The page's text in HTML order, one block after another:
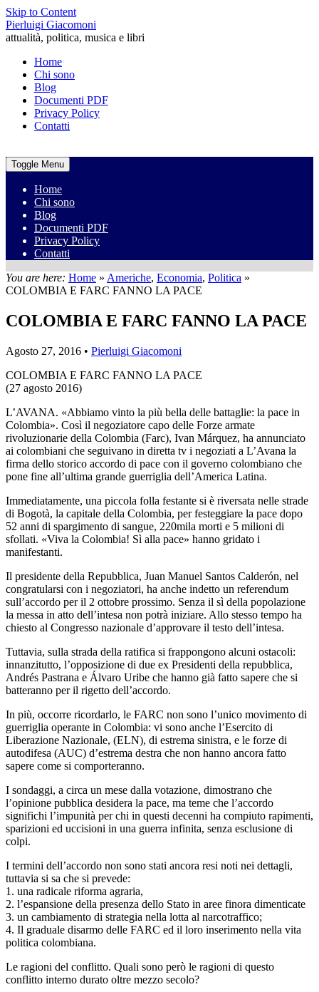
Skip to Content
Pierluigi Giacomoni
attualità, politica, musica e libri
Home
Chi sono
Blog
Documenti PDF
Privacy Policy
Contatti
Toggle Menu
Home
Chi sono
Blog
Documenti PDF
Privacy Policy
Contatti
You are here: Home » Americhe, Economia, Politica »
COLOMBIA E FARC FANNO LA PACE
COLOMBIA E FARC FANNO LA PACE
Agosto 27, 2016 • Pierluigi Giacomoni
COLOMBIA E FARC FANNO LA PACE
(27 agosto 2016)
L’AVANA. «Abbiamo vinto la più bella delle battaglie: la pace in
Colombia». Così il negoziatore capo delle Forze armate
rivoluzionarie della Colombia (Farc), Ivan Márquez, ha annunciato
ai colombiani che seguivano in diretta tv i negoziati a L’Avana la
firma dello storico accordo di pace con il governo colombiano che
pone fine all’ultima grande guerriglia dell’America Latina.
Immediatamente, una piccola folla festante si è riversata nelle strade
di Bogotà, la capitale della Colombia, per festeggiare la pace dopo
52 anni di spargimento di sangue, 220mila morti e 5 milioni di
sfollati. «Viva la Colombia! Sì alla pace» hanno gridato i
manifestanti.
Il presidente della Repubblica, Juan Manuel Santos Calderón, nel
congratularsi con i negoziatori, ha anche indetto un referendum
sull’accordo per il 2 ottobre prossimo. Senza il sì della popolazione
la messa in atto dell’intesa non potrà iniziare. Allo stesso tempo ha
chiesto al Congresso nazionale d’approvare il testo dell’intesa.
Tuttavia, sulla strada della ratifica si frappongono alcuni ostacoli:
innanzitutto, l’opposizione di due ex Presidenti della repubblica,
Andrés Pastrana e Álvaro Uribe che hanno già fatto sapere che si
batteranno per il rigetto dell’accordo.
In più, occorre ricordarlo, le FARC non sono l’unico movimento di
guerriglia operante in Colombia: vi sono anche l’Esercito di
Liberazione Nazionale, (ELN), di estrema sinistra, e le forze di
autodifesa (AUC) d’estrema destra che non hanno ancora fatto
sapere come si comporteranno.
I sondaggi, a circa un mese dalla votazione, dimostrano che
l’opinione pubblica desidera la pace, ma teme che l’accordo
significhi l’impunità per chi in questi decenni ha compiuto rapimenti,
sparizioni ed uccisioni in una guerra infinita, senza esclusione di
colpi.
I termini dell’accordo non sono stati ancora resi noti nei dettagli,
tuttavia si sa che si prevede:
1. una radicale riforma agraria,
2. l’espansione della presenza dello Stato in aree finora dimenticate
3. un cambiamento di strategia nella lotta al narcotraffico;
4. Il graduale disarmo delle FARC ed il loro inserimento nella vita
politica colombiana.
Le ragioni del conflitto. Quali sono però le ragioni di questo
conflitto interno durato oltre mezzo secolo?